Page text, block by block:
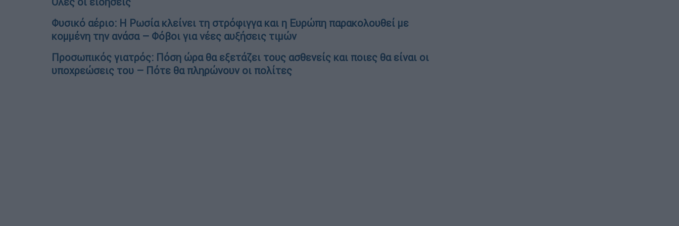
Φυσικό αέριο: Η Ρωσία κλείνει τη στρόφιγγα και η Ευρώπη παρακολουθεί με
κομμένη την ανάσα – Φόβοι για νέες αυξήσεις τιμών
Προσωπικός γιατρός: Πόση ώρα θα εξετάζει τους ασθενείς και ποιες θα είναι οι
υποχρεώσεις του – Πότε θα πληρώνουν οι πολίτες